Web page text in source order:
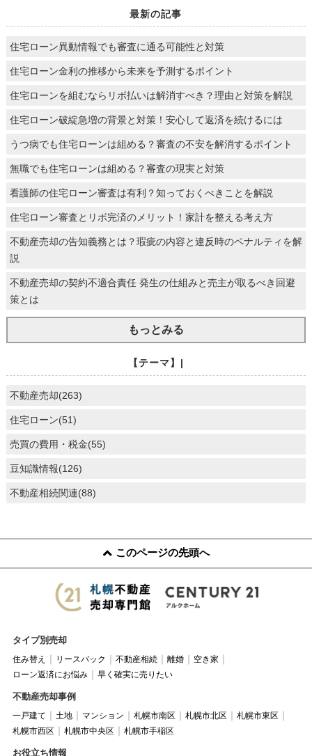
最新の記事
住宅ローン異動情報でも審査に通る可能性と対策
住宅ローン金利の推移から未来を予測するポイント
住宅ローンを組むならリボ払いは解消すべき？理由と対策を解説
住宅ローン破綻急増の背景と対策！安心して返済を続けるには
うつ病でも住宅ローンは組める？審査の不安を解消するポイント
無職でも住宅ローンは組める？審査の現実と対策
看護師の住宅ローン審査は有利？知っておくべきことを解説
住宅ローン審査とリボ完済のメリット！家計を整える考え方
不動産売却の告知義務とは？瑕疵の内容と違反時のペナルティを解
説
不動産売却の契約不適合責任 発生の仕組みと売主が取るべき回避
策とは
もっとみる
【テーマ】|
不動産売却(263)
住宅ローン(51)
売買の費用・税金(55)
豆知識情報(126)
不動産相続関連(88)
このページの先頭へ
タイプ別売却
住み替え リースバック 不動産相続 離婚
空き家
ローン返済にお悩み
早く確実に売りたい
不動産売却事例
一戸建て 土地 マンション 札幌市南区 札幌市北区
札幌市東区
札幌市西区
札幌市中央区 札幌市手稲区
お役立ち情報